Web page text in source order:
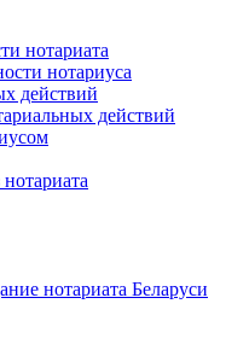
нотариата
нотариуса
действий
действий
нотариата Беларуси